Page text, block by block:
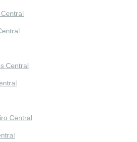
Central
Central